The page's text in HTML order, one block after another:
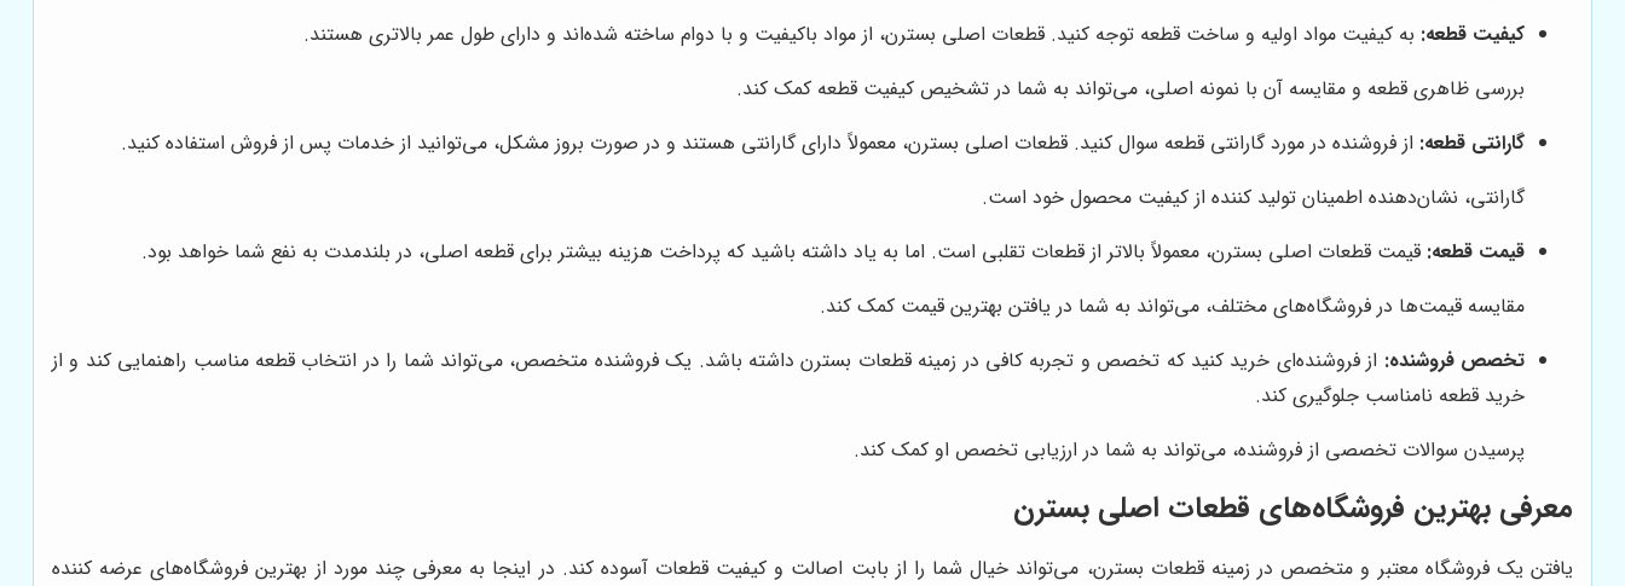
کیفیت قطعه: به کیفیت مواد اولیه و ساخت قطعه توجه کنید. قطعات اصلی بسترن، از مواد باکیفیت و با دوام ساخته شده‌اند و دارای طول عمر بالاتری هستند.
بررسی ظاهری قطعه و مقایسه آن با نمونه اصلی، می‌تواند به شما در تشخیص کیفیت قطعه کمک کند.
گارانتی قطعه: از فروشنده در مورد گارانتی قطعه سوال کنید. قطعات اصلی بسترن، معمولاً دارای گارانتی هستند و در صورت بروز مشکل، می‌توانید از خدمات پس از فروش استفاده کنید.
گارانتی، نشان‌دهنده اطمینان تولید کننده از کیفیت محصول خود است.
قیمت قطعه: قیمت قطعات اصلی بسترن، معمولاً بالاتر از قطعات تقلبی است. اما به یاد داشته باشید که پرداخت هزینه بیشتر برای قطعه اصلی، در بلندمدت به نفع شما خواهد بود.
مقایسه قیمت‌ها در فروشگاه‌های مختلف، می‌تواند به شما در یافتن بهترین قیمت کمک کند.
تخصص فروشنده: از فروشنده‌ای خرید کنید که تخصص و تجربه کافی در زمینه قطعات بسترن داشته باشد. یک فروشنده متخصص، می‌تواند شما را در انتخاب قطعه مناسب راهنمایی کند و از
خرید قطعه نامناسب جلوگیری کند.
پرسیدن سوالات تخصصی از فروشنده، می‌تواند به شما در ارزیابی تخصص او کمک کند.
معرفی بهترین فروشگاه‌های قطعات اصلی بسترن
یافتن یک فروشگاه معتبر و متخصص در زمینه قطعات بسترن، می‌تواند خیال شما را از بابت اصالت و کیفیت قطعات آسوده کند. در اینجا به معرفی چند مورد از بهترین فروشگاه‌های عرضه کننده